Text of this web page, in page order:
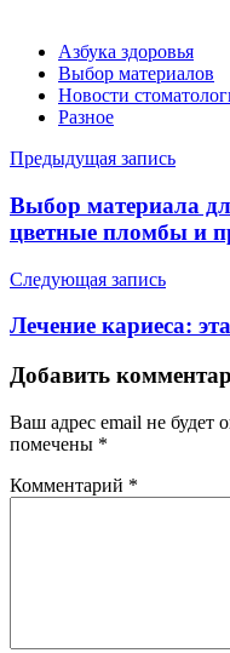
Азбука здоровья
Выбор материалов
Новости
Разное
Навигация
по
записям
Предыдущая запись
Выбор материала
цветные пломбы и
Следующая запись
Лечение кариеса:
Добавить
Ваш адрес email не будет
помечены *
Комментарий *